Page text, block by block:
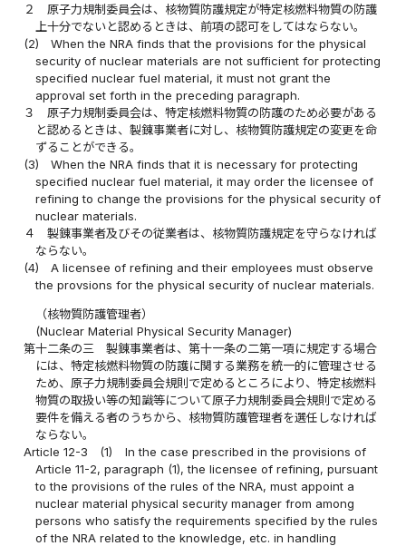
２
原子力規制委員会は、核物質防護規定が特定核燃料物質の防護
上十分でないと認めるときは、前項の認可をしてはならない。
(2)
When the NRA finds that the provisions for the physical
security of nuclear materials are not sufficient for protecting
specified nuclear fuel material, it must not grant the
approval set forth in the preceding paragraph.
３
原子力規制委員会は、特定核燃料物質の防護のため必要がある
と認めるときは、製錬事業者に対し、核物質防護規定の変更を命
ずることができる。
(3)
When the NRA finds that it is necessary for protecting
specified nuclear fuel material, it may order the licensee of
refining to change the provisions for the physical security of
nuclear materials.
４
製錬事業者及びその従業者は、核物質防護規定を守らなければ
ならない。
(4)
A licensee of refining and their employees must observe
the provsions for the physical security of nuclear materials.
（核物質防護管理者）
(Nuclear Material Physical Security Manager)
第十二条の三
製錬事業者は、第十一条の二第一項に規定する場合
には、特定核燃料物質の防護に関する業務を統一的に管理させる
ため、原子力規制委員会規則で定めるところにより、特定核燃料
物質の取扱い等の知識等について原子力規制委員会規則で定める
要件を備える者のうちから、核物質防護管理者を選任しなければ
ならない。
Article 12-3
(1)
In the case prescribed in the provisions of
Article 11-2, paragraph (1), the licensee of refining, pursuant
to the provisions of the rules of the NRA, must appoint a
nuclear material physical security manager from among
persons who satisfy the requirements specified by the rules
of the NRA related to the knowledge, etc. in handling